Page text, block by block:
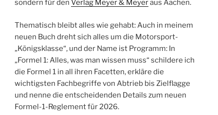
sondern für den Verlag Meyer & Meyeraus Aachen.
Thematisch bleibt alles wie gehabt: Auch in meinem
neuen Buch dreht sich alles um die Motorsport-
„Königsklasse“, und der Name ist Programm: In
„Formel 1: Alles, was man wissen muss“ schildere ich
die Formel 1 in all ihren Facetten, erkläre die
wichtigsten Fachbegriffe von Abtrieb bis Zielflagge
und nenne die entscheidenden Details zum neuen
Formel-1-Reglement für 2026.